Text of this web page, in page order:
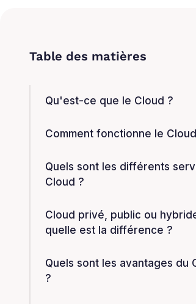
Qu'est-ce que le Cloud ?
Comment fonctionne le
Quels sont les différents
Cloud ?
Cloud privé, public ou
quelle est la différence ?
Quels sont les avantages du
?